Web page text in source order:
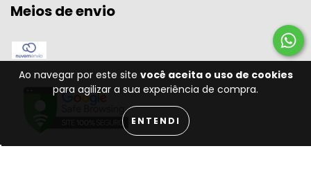
Ao navegar por este site você aceita o uso de cookies
para agilizar a sua experiência de compra.
ENTENDI
Meios de envio